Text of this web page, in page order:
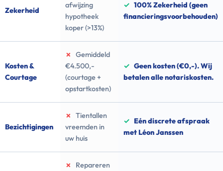
Zekerheid
afwijzing
hypotheek
koper (>13%)
✓ 100% Zekerheid (geen
financieringsvoorbehouden)
Kosten &
Courtage
✗
Gemiddeld
€4.500,-
(courtage +
opstartkosten)
✓ Geen kosten (€0,-). Wij
betalen alle notariskosten.
Bezichtigingen
✗
Tientallen
vreemden in
uw huis
✓ Eén discrete afspraak
met Léon Janssen
✗
Repareren